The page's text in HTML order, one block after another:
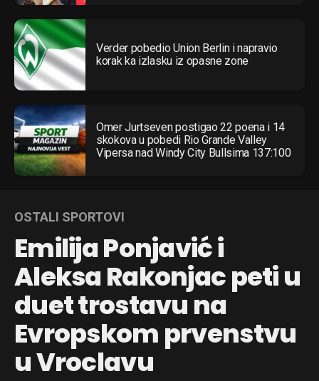
Verder pobedio Union Berlin i napravio
korak ka izlasku iz opasne zone
Omer Jurtseven postigao 22 poena i 14
skokova u pobedi Rio Grande Valley
Vipersa nad Windy City Bullsima 137:100
OSTALI SPORTOVI
Emilija Ponjavić i
Aleksa Rakonjac peti u
duet trostavu na
Evropskom prvenstvu
u Vroclavu